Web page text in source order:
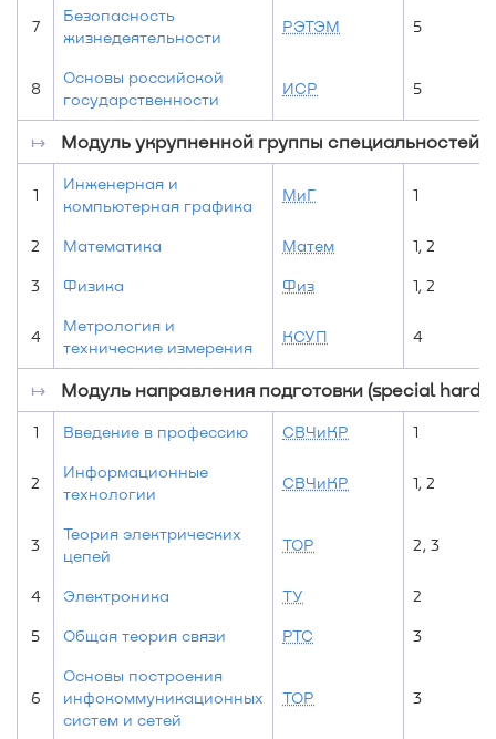
7
Безопасность
жизнедеятельности
РЭТЭМ 5
8
Основы российской
государственности
ИСР 5
↦ Модуль укрупненной группы специальностей
1
Инженерная и
компьютерная графика
МиГ 1
2 Математика Матем 1, 2
3 Физика Физ 1, 2
4
Метрология и
технические измерения
КСУП 4
↦ Модуль направления подготовки (special hard
1 Введение в профессию СВЧиКР 1
2
Информационные
технологии
СВЧиКР 1, 2
3
Теория электрических
цепей
ТОР 2, 3
4 Электроника ТУ 2
5 Общая теория связи РТС 3
6
Основы построения
инфокоммуникационных
систем и сетей
ТОР 3